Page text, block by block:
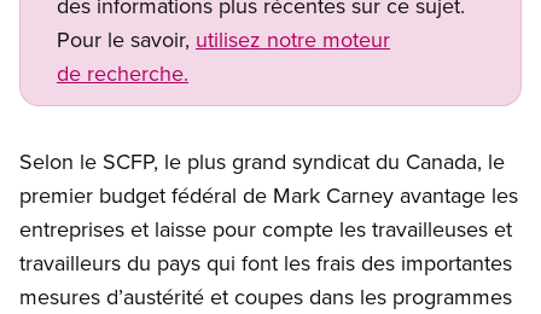
Pour le savoir, utilisez notre moteur
de recherche.
Selon le SCFP, le plus grand syndicat du Canada, le
premier budget fédéral de Mark Carney avantage les
entreprises et laisse pour compte les travailleuses et
travailleurs du pays qui font les frais des importantes
mesures d’austérité et coupes dans les programmes